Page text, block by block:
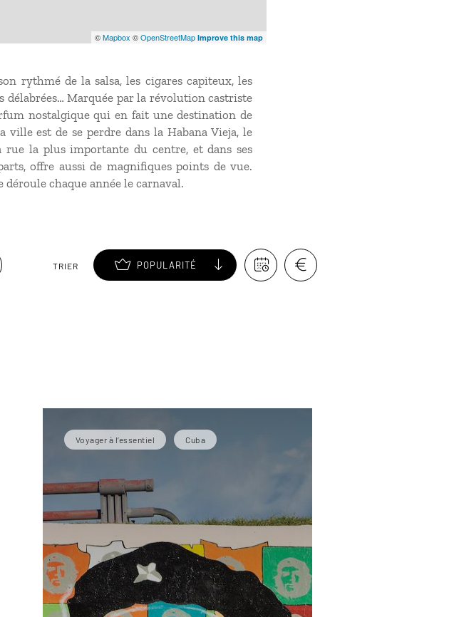
©Mapbox ©OpenStreetMap Improve this map
rythmé de la salsa, les cigares capiteux, les
délabrées… Marquée par la révolution castriste
nostalgique qui en fait une destination de
est de se perdre dans la Habana Vieja, le
la plus importante du centre, et dans ses
offre aussi de magnifiques points de vue.
déroule chaque année le carnaval.
TRIER POPULARITÉ
Voyager à l’essentiel Cuba